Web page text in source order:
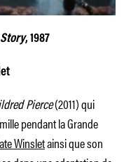
, 1987
Pierce(2011) qui
pendant la Grande
Winsletainsi que son